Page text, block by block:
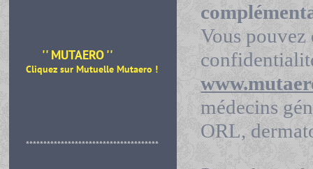
'' MUTAERO ''
Cliquez sur Mutuelle Mutaero !
**************************************
Vous pouvez
médecins
ORL,